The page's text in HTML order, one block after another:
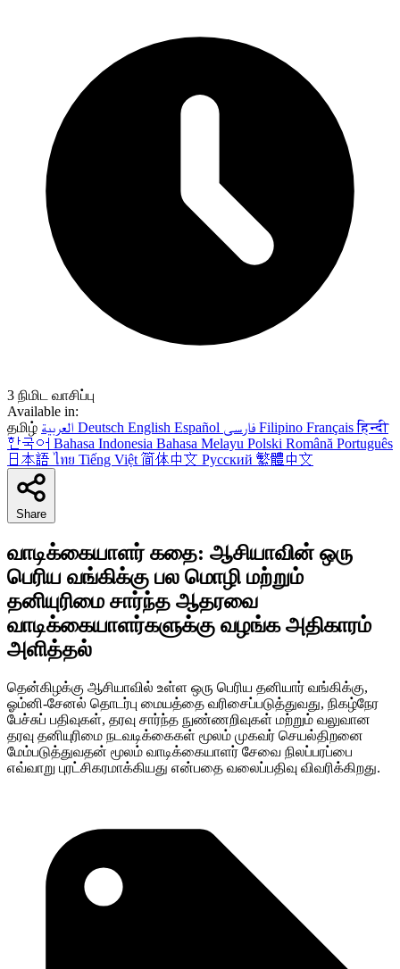
3 நிமிட வாசிப்பு
Available in:
தமிழ்
Deutsch English Español Filipino Françaisहिन्दी
한국어 Bahasa Indonesia Bahasa Melayu Polski Română Português
日本語 ไทย Tiếng Việt 简体中文 Русский 繁體中文
Share
வாடிக்கையாளர் கதை: ஆசியாவின் ஒரு
பெரிய வங்கிக்கு பல மொழி மற்றும்
தனியுரிமை சார்ந்த ஆதரவை
வாடிக்கையாளர்களுக்கு வழங்க அதிகாரம்
அளித்தல்
தென்கிழக்கு ஆசியாவில் உள்ள ஒரு பெரிய தனியார் வங்கிக்கு,
ஓம்னி-சேனல் தொடர்பு மையத்தை வரிசைப்படுத்துவது, நிகழ்நேர
பேச்சுப் பதிவுகள், தரவு சார்ந்த நுண்ணறிவுகள் மற்றும் வலுவான
தரவு தனியுரிமை நடவடிக்கைகள் மூலம் முகவர் செயல்திறனை
மேம்படுத்துவதன் மூலம் வாடிக்கையாளர் சேவை நிலப்பரப்பை
எவ்வாறு புரட்சிகரமாக்கியது என்பதை வலைப்பதிவு விவரிக்கிறது.